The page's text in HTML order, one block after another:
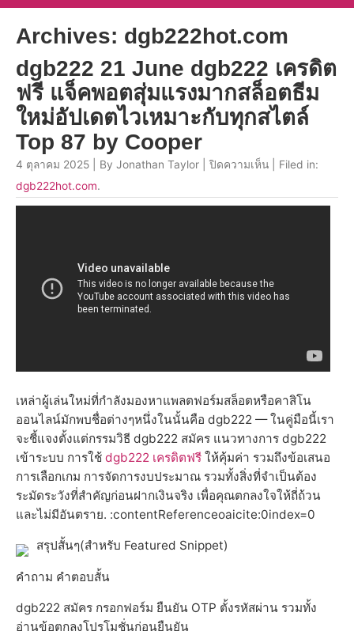
Archives: dgb222hot.com
dgb222 21 June dgb222 เครดิต
ฟรี แจ็คพอตสุ่มแรงมากสล็อตธีม
ใหม่อัปเดตไวเหมาะกับทุกสไตล์
Top 87 by Cooper
4 ตุลาคม 2025 | By Jonathan Taylor |ปิดความเห็น
| Filed in:
dgb222hot.com.
เหล่าผู้เล่นใหม่ที่กำลังมองหาแพลตฟอร์มสล็อตหรือคาสิโน
ออนไลน์มักพบชื่อต่างๆหนึ่งในนั้นคือ dgb222 — ในคู่มือนี้เรา
จะชี้แจงตั้งแต่กรรมวิธี dgb222 สมัคร แนวทางการ dgb222
เข้าระบบ การใช้ dgb222 เครดิตฟรี ให้คุ้มค่า รวมถึงข้อเสนอ
การเลือกเกม การจัดการงบประมาณ รวมทั้งสิ่งที่จำเป็นต้อง
ระมัดระวังที่สำคัญก่อนฝากเงินจริง เพื่อคุณตกลงใจให้ถี่ถ้วน
และไม่มีอันตราย. :contentReferenceoaicite:0index=0
สรุปสั้นๆ(สำหรับ Featured Snippet)
คำถาม คำตอบสั้น
dgb222 สมัคร กรอกฟอร์ม ยืนยัน OTP ตั้งรหัสผ่าน รวมทั้ง
อ่านข้อตกลงโปรโมชั่นก่อนยืนยัน